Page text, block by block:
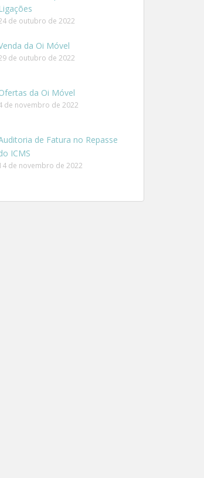
Ligações
de outubro de 2022
da Oi Móvel
de outubro de 2022
da Oi Móvel
de novembro de 2022
de Fatura no Repasse
ICMS
de novembro de 2022